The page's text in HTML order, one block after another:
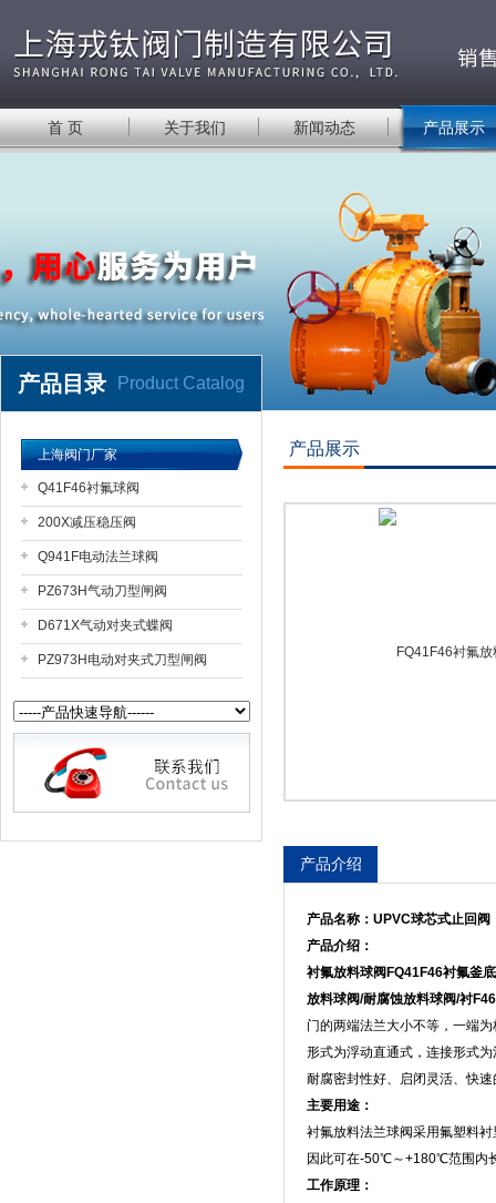
上海戎钛阀门制造有限公司
首 页 关于我们 新闻动态 产品展示
产品目录 Product Catalog
上海阀门厂家
Q41F46衬氟球阀
200X减压稳压阀
Q941F电动法兰球阀
PZ673H气动刀型闸阀
D671X气动对夹式蝶阀
PZ973H电动对夹式刀型闸阀
产品展示
产品介绍
产品名称： UPVC球芯式止回阀
产品介绍：
衬氟放料球阀 FQ41F46衬氟釜
放料球阀/耐腐蚀放料球阀/衬F46
门的两端法兰大小不等，一端
形式为浮动直通式，连接形式
耐腐密封性好、启闭灵活、快
主要用途：
衬氟放料法兰球阀采用氟塑料
因此可在-50℃～+180℃范围内
工作原理：